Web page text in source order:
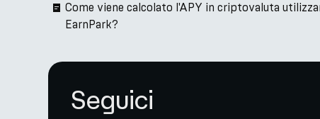
Come viene calcolato l'APY in criptovaluta
EarnPark?
Seguici